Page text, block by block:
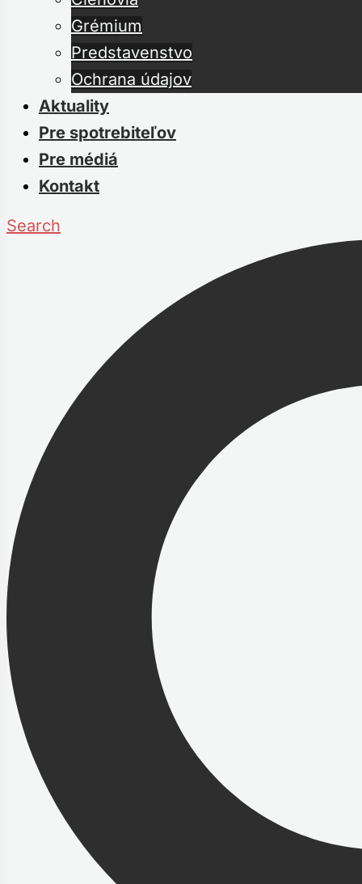
Grémium
Predstavenstvo
Ochrana údajov
Aktuality
Pre spotrebiteľov
Pre médiá
Kontakt
Search